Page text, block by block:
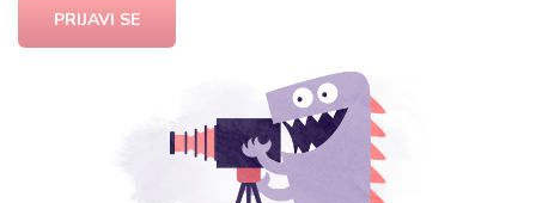
PRIJAVI SE